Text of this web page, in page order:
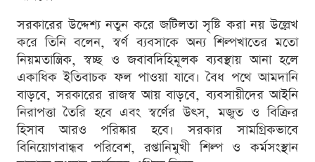
সরকারের উদ্দেশ্য নতুন করে জটিলতা সৃষ্টি করা নয় উল্লেখ
করে তিনি বলেন, স্বর্ণ ব্যবসাকে অন্য শিল্পখাতের মতো
নিয়মতান্ত্রিক, স্বচ্ছ ও জবাবদিহিমূলক ব্যবস্থায় আনা হলে
একাধিক ইতিবাচক ফল পাওয়া যাবে। বৈধ পথে আমদানি
বাড়বে, সরকারের রাজস্ব আয় বাড়বে, ব্যবসায়ীদের আইনি
নিরাপত্তা তৈরি হবে এবং স্বর্ণের উৎস, মজুত ও বিক্রির
হিসাব আরও পরিষ্কার হবে। সরকার সামগ্রিকভাবে
বিনিয়োগবান্ধব পরিবেশ, রপ্তানিমুখী শিল্প ও কর্মসংস্থান